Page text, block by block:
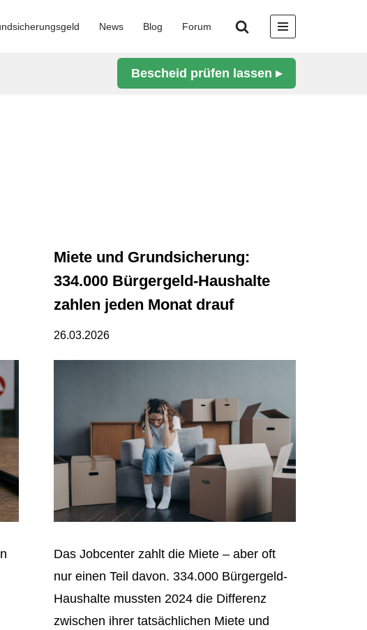
News Blog Forum
Bescheid prüfen lassen ▸
Miete und Grundsicherung:
334.000 Bürgergeld-Haushalte
zahlen jeden Monat drauf
26.03.2026
Das Jobcenter zahlt die Miete – aber oft
nur einen Teil davon. 334.000 Bürgergeld-
Haushalte mussten 2024 die Differenz
zwischen ihrer tatsächlichen Miete und